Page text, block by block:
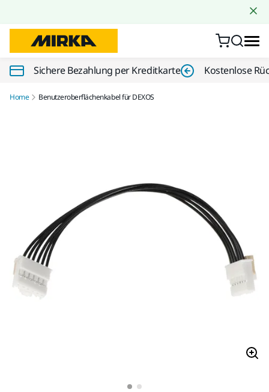
Sichere Bezahlung per Kreditkarte Kostenlose
Home Benutzeroberflächenkabel für DEXOS